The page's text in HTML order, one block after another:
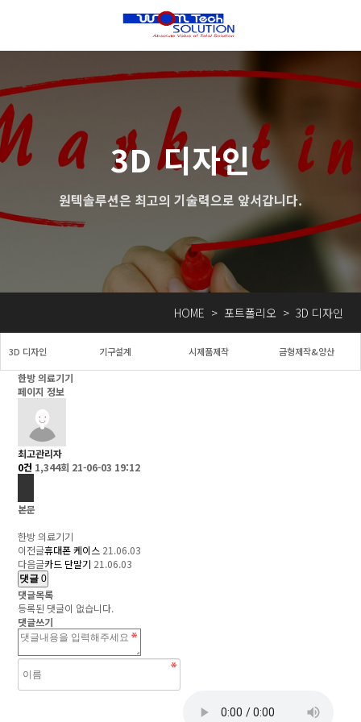
3D 디자인
원텍솔루션은 최고의 기술력으로 앞서갑니다.
HOME > 포트폴리오 > 3D 디자인
3D 디자인 기구설계 시제품제작 금형제작&양산
한방 의료기기
페이지 정보
최고관리자
0건 1,344회 21-06-03 19:12
본문
한방 의료기기
이전글휴대폰 케이스 21.06.03
다음글카드 단말기 21.06.03
댓글 0
댓글목록
등록된 댓글이 없습니다.
댓글쓰기